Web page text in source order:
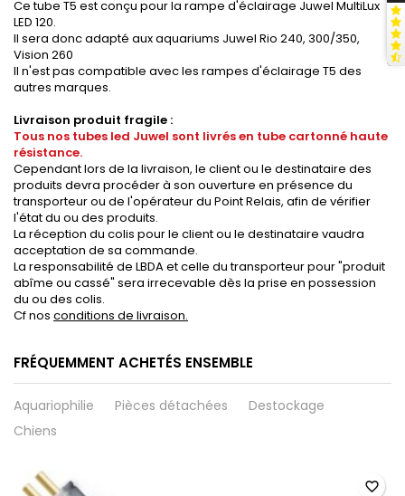
Ce tube T5 est conçu pour la rampe d'éclairage Juwel MultiLux
LED 120.
Il sera donc adapté aux aquariums Juwel Rio 240, 300/350,
Vision 260
Il n'est pas compatible avec les rampes d'éclairage T5 des
autres marques.
Livraison produit fragile :
Tous nos tubes led Juwel sont livrés en tube cartonné haute
résistance.
Cependant lors de la livraison, le client ou le destinataire des
produits devra procéder à son ouverture en présence du
transporteur ou de l'opérateur du Point Relais, afin de vérifier
l'état du ou des produits.
La réception du colis pour le client ou le destinataire vaudra
acceptation de sa commande.
La responsabilité de LBDA et celle du transporteur pour "produit
abîme ou cassé" sera irrecevable dès la prise en possession
du ou des colis.
Cf nos conditions de livraison.
FRÉQUEMMENT ACHETÉS ENSEMBLE
Aquariophilie Pièces détachées
Destockage
Chiens
favorite_border